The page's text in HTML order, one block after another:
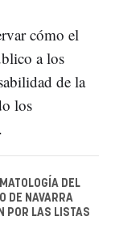
cómo el
a los
de la
los
.
DEL
DE NAVARRA
POR LAS LISTAS